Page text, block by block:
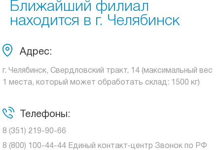
Ближайший филиал
находится в г. Челябинск
Адрес:
г. Челябинск, Свердловский тракт, 14 (максимальный вес
1 места, который может обработать склад: 1500 кг)
Телефоны:
8 (351) 219-90-66
8 (800) 100-44-44 Единый контакт-центр Звонок по РФ